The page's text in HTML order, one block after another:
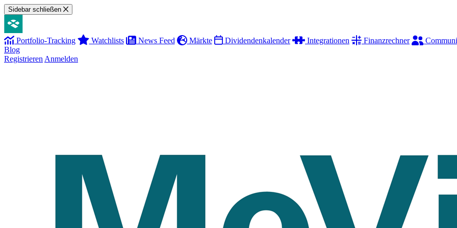
Sidebar schließen
Portfolio-Tracking Watchlists News Feed Märkte Dividendenkalender Integrationen Finanzrechner
Blog
Registrieren Anmelden